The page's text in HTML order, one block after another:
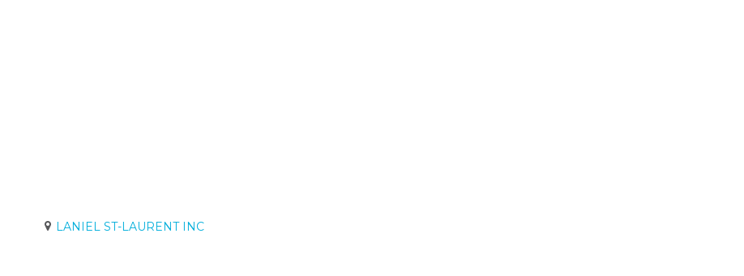
LANIEL ST-LAURENT INC